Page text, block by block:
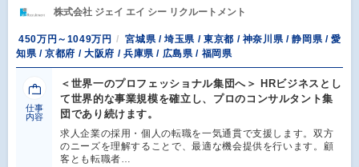
株式会社 ジェイ エイ シー リクルートメント
450万円～1049万円
宮城県 / 埼玉県 / 東京都 / 神奈川県 / 静岡県 / 愛
知県 / 京都府 / 大阪府 / 兵庫県 / 広島県 / 福岡県
仕事
内容
＜世界一のプロフェッショナル集団へ＞ HRビジネスとし
て世界的な事業規模を確立し、プロのコンサルタント集
団であり続けます。
求人企業の採用・個人の転職を一気通貫で支援します。双方
のニーズを理解することで、最適な機会提供を行います。顧
客とも転職者…